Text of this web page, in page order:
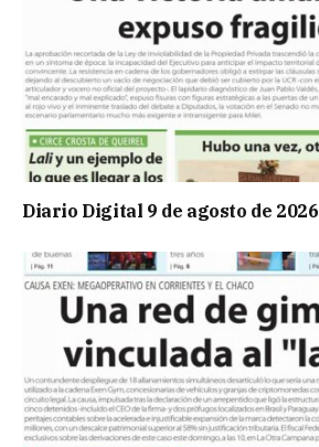
Diario Digital 9 de agosto de 2026